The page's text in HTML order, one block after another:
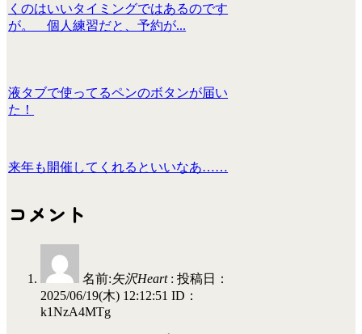
くのはいいタイミングではあるのです
が。 個人練習だと、予約が...
液タブで使ってるペンのボタンが届い
た！
来年も開催してくれるといいなあ……
コメント
名前:矢沢Heart: 投稿日：
2025/06/19(木) 12:12:51 ID：
k1NzA4MTg